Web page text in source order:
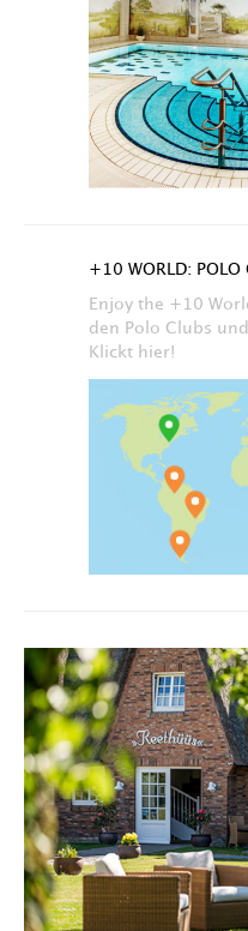
+10 WORLD: POLO
Enjoy the +10
den Polo Clubs
Klickt hier!